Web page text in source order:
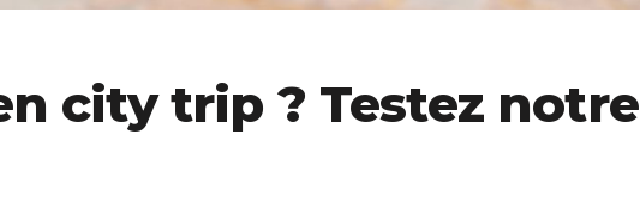
city trip ? Testez notre